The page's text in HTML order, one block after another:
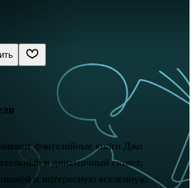
фэнтезийные книги Джо
и динамичный сюжет,
и интересную вселенную.